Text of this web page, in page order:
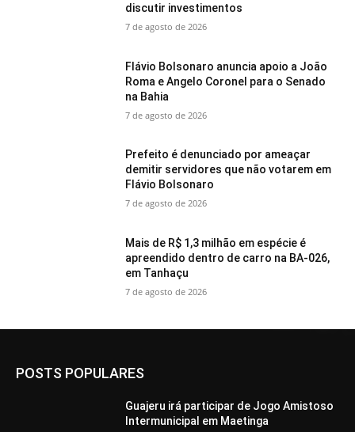
discutir investimentos
7 de agosto de 2026
Flávio Bolsonaro anuncia apoio a João
Roma e Angelo Coronel para o Senado
na Bahia
7 de agosto de 2026
Prefeito é denunciado por ameaçar
demitir servidores que não votarem em
Flávio Bolsonaro
7 de agosto de 2026
Mais de R$ 1,3 milhão em espécie é
apreendido dentro de carro na BA-026,
em Tanhaçu
7 de agosto de 2026
POSTS POPULARES
Guajeru irá participar de Jogo Amistoso
Intermunicipal em Maetinga